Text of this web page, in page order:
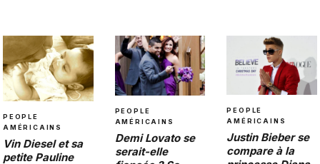
PEOPLE
AMÉRICAINS
Vin Diesel et sa
petite Pauline
PEOPLE
AMÉRICAINS
Demi Lovato se
serait-elle
PEOPLE
AMÉRICAINS
Justin Bieber se
compare à la